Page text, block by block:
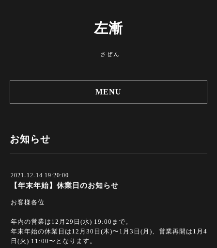
左漸
さぜん
MENU
お知らせ
2021-12-14 19:20:00
【年末年始】休業日のお知らせ
お客様各位
年内の営業は12月29日(水) 19:00まで。
年末年始の休業日は12月30日(木)〜1月3日(月)、営業再開は1月4
日(火) 11:00〜となります。